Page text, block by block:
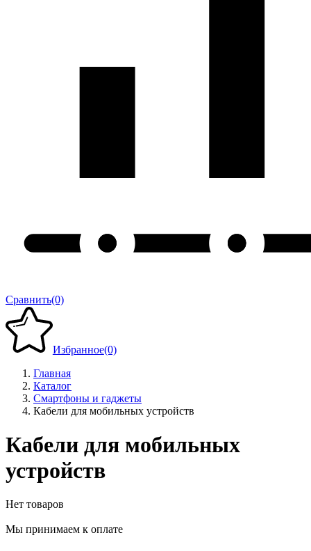
Сравнить(0)
Избранное(0)
Главная
Каталог
Смартфоны и гаджеты
Кабели для мобильных устройств
Кабели для мобильных
устройств
Нет товаров
Мы принимаем к оплате